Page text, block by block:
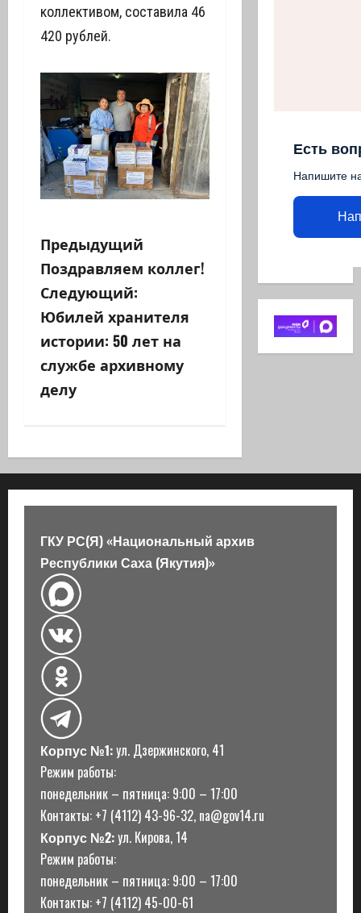
коллективом, составила 46
420 рублей.
Н
а
в
и
г
ц
и
я
з
а
п
и
с
и
Предыдущий
Поздравляем коллег!
Следующий:
Юбилей хранителя
истории: 50 лет на
службе архивному
делу
Есть
Напишите
ГКУ РС(Я) «Национальный архив
Республики Саха (Якутия)»
Корпус №1:ул. Дзержинского, 41
Режим работы:
понедельник – пятница: 9:00 – 17:00
Контакты: +7 (4112) 43-96-32, na@gov14.ru
Корпус №2:ул. Кирова, 14
Режим работы:
понедельник – пятница: 9:00 – 17:00
Контакты: +7 (4112) 45-00-61